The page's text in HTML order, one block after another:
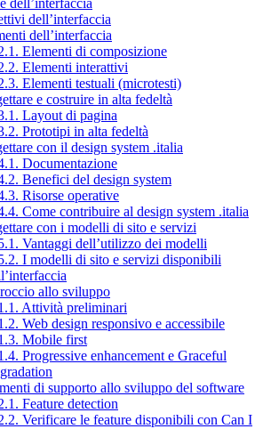
dell’interfaccia
dell’interfaccia
dell’interfaccia
Elementi di composizione
Elementi interattivi
Elementi testuali (microtesti)
e costruire in alta fedeltà
Layout di pagina
Prototipi in alta fedeltà
con il design system .italia
Documentazione
Benefici del design system
Risorse operative
Come contribuire al design system .italia
con i modelli di sito e servizi
Vantaggi dell’utilizzo dei modelli
I modelli di sito e servizi disponibili
allo sviluppo
Attività preliminari
Web design responsivo e accessibile
Mobile first
Progressive enhancement e Graceful
di supporto allo sviluppo del software
Feature detection
Verificare le feature disponibili con Can I